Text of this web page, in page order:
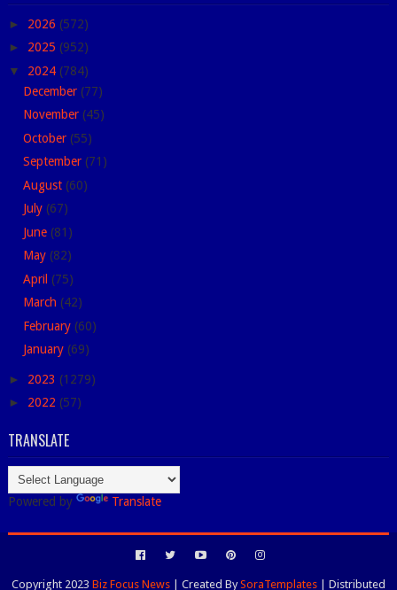
► 2026 (572)
► 2025 (952)
▼ 2024 (784)
December (77)
November (45)
October (55)
September (71)
August (60)
July (67)
June (81)
May (82)
April (75)
March (42)
February (60)
January (69)
► 2023 (1279)
► 2022 (57)
TRANSLATE
Powered by Translate
Copyright 2023 Biz Focus News| Created BySoraTemplates| Distributed